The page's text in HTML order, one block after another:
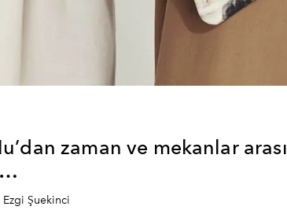
zaman ve mekanlar arası
Ezgi Şuekinci